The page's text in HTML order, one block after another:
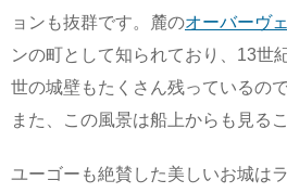
ョンも抜群です。麓のオーバーヴ
ンの町として知られており、13世
世の城壁もたくさん残っているの
また、この風景は船上からも見る
ユーゴーも絶賛した美しいお城は